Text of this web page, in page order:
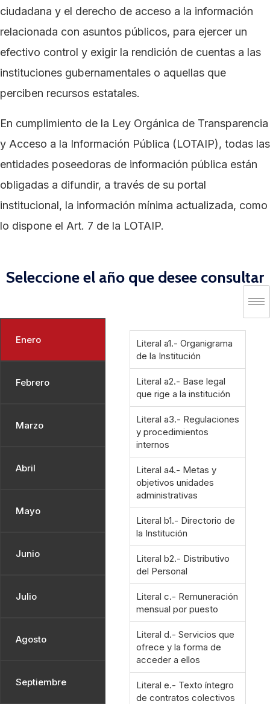
ciudadana y el derecho de acceso a la información
relacionada con asuntos públicos, para ejercer un
efectivo control y exigir la rendición de cuentas a las
instituciones gubernamentales o aquellas que
perciben recursos estatales.
En cumplimiento de la Ley Orgánica de Transparencia
y Acceso a la Información Pública (LOTAIP), todas las
entidades poseedoras de información pública están
obligadas a difundir, a través de su portal
institucional, la información mínima actualizada, como
lo dispone el Art. 7 de la LOTAIP.
Seleccione el año que desee consultar
Enero
Febrero
Marzo
Abril
Mayo
Junio
Julio
Agosto
Septiembre
Literal a1.- Organigrama
de la Institución
Literal a2.- Base legal
que rige a la institución
Literal a3.- Regulaciones
y procedimientos
internos
Literal a4.- Metas y
objetivos unidades
administrativas
Literal b1.- Directorio de
la Institución
Literal b2.- Distributivo
del Personal
Literal c.- Remuneración
mensual por puesto
Literal d.- Servicios que
ofrece y la forma de
acceder a ellos
Literal e.- Texto íntegro
de contratos colectivos